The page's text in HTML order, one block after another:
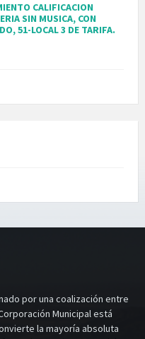
CALIFICACION
SIN MUSICA, CON
51-LOCAL 3 DE TARIFA.
por una coalización entre
Municipal está
la mayoría absoluta